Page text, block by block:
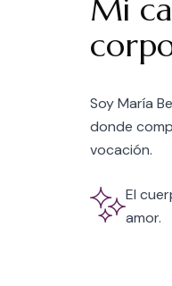
Mi
Soy María
donde
vocación.
El
amor.